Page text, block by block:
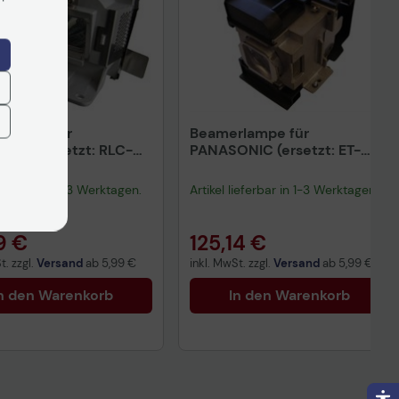
für
(ersetzt: RLC-
in 1-3 Werktagen.
€
zzgl. Versand ab 5,99 €
den Warenkorb
Beamerlampe für
PANASONIC (ersetzt: ET-
Artikel lieferbar in 1-3 Werktagen.
125,14 €
inkl. MwSt. zzgl. Versand ab 5,99 €
In den Warenkorb